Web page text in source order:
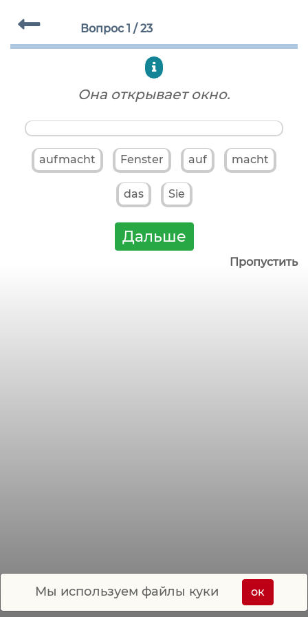
Вопрос1 /23
Она открывает окно.
aufmacht Fenster auf macht
das Sie
Дальше
Пропустить
Мы используем файлы куки ок